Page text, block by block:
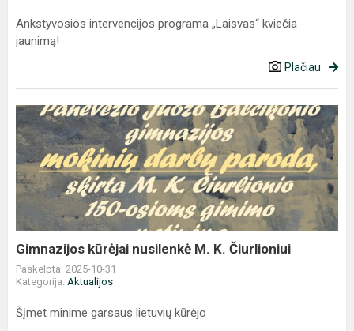
Ankstyvosios intervencijos programa „Laisvas“ kviečia
jaunimą!
Plačiau
Gimnazijos
kūrėjai
nusilenkė
M.
K.
Čiurlioniui
Gimnazijos kūrėjai nusilenkė M. K. Čiurlioniui
Paskelbta: 2025-10-31
Kategorija: Aktualijos
Šįmet minime garsaus lietuvių kūrėjo